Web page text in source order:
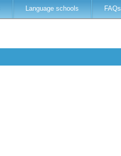
Language schools FAQs